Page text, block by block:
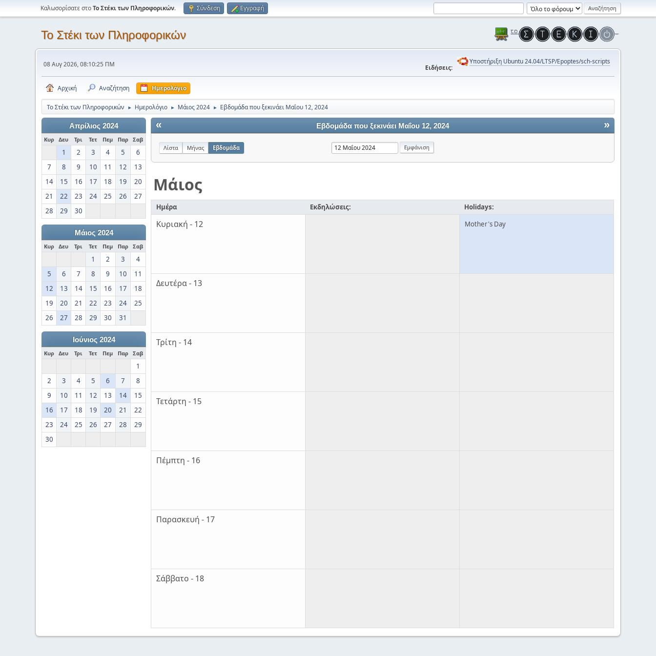
Καλωσορίσατε στοΤο Στέκι των Πληροφορικών. Σύνδεση Εγγραφή
Το Στέκι των Πληροφορικών
08 Αυγ 2026, 08:10:25 ΠΜ Ειδήσεις:
Υποστήριξη Ubuntu 24.04/LTSP/Epoptes/sch-scripts
Αρχική Αναζήτηση Ημερολόγιο
Το Στέκι των Πληροφορικών ► Ημερολόγιο ► Μάιος 2024 ► Εβδομάδα που ξεκινάει Μαΐου 12, 2024
Απρίλιος 2024
Κυρ Δευ Τρι Τετ Πεμ Παρ Σαβ
1 2 3 4 5
6
7
8 9 10 11 12
13
14
15 16 17 18 19
20
21
22 23 24 25 26
27
28
29 30
Μάιος 2024
Κυρ Δευ Τρι Τετ Πεμ Παρ Σαβ
1 2 3
4
5
6 7 8 9 10
11
12
13 14 15 16 17
18
19
20 21 22 23 24
25
26
27 28 29 30 31
Ιούνιος 2024
Κυρ Δευ Τρι Τετ Πεμ Παρ Σαβ
1
2
3 4 5 6 7
8
9
10 11 12 13 14
15
16
17 18 19 20 21
22
23
24 25 26 27 28
29
30
« »
Εβδομάδα που ξεκινάει Μαΐου 12, 2024
Λίστα Μήνας Εβδομάδα
Μάιος
Ημέρα Εκδηλώσεις: Holidays:
Κυριακή - 12 Mother's Day
Δευτέρα - 13
Τρίτη - 14
Τετάρτη - 15
Πέμπτη - 16
Παρασκευή - 17
Σάββατο - 18